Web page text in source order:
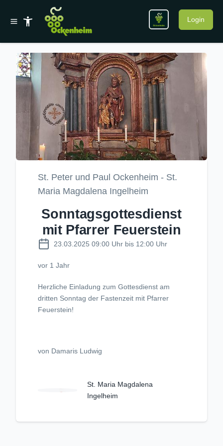
Login
St. Peter und Paul Ockenheim - St.
Maria Magdalena Ingelheim
Sonntagsgottesdienst
mit Pfarrer Feuerstein
23.03.2025 09:00 Uhr bis 12:00 Uhr
vor 1 Jahr
Herzliche Einladung zum Gottesdienst am
dritten Sonntag der Fastenzeit mit Pfarrer
Feuerstein!
von Damaris Ludwig
St. Maria Magdalena
Ingelheim